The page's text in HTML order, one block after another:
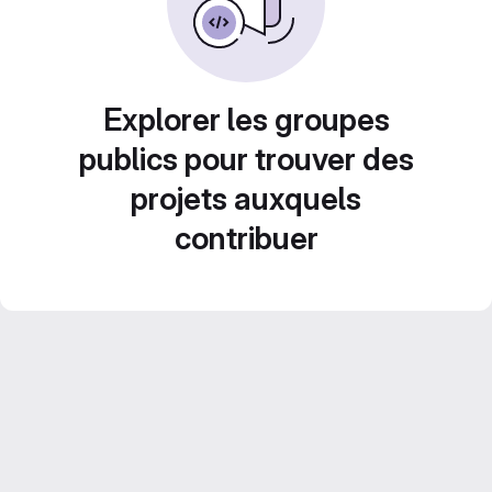
Explorer les groupes
publics pour trouver des
projets auxquels
contribuer